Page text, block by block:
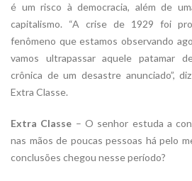
é um risco à democracia, além de
capitalismo. “A crise de 1929 foi
fenômeno que estamos observando
vamos ultrapassar aquele patamar
crônica de um desastre anunciado”,
Extra Classe.
Extra Classe – O senhor estuda a
nas mãos de poucas pessoas há pelo
conclusões chegou nesse período?